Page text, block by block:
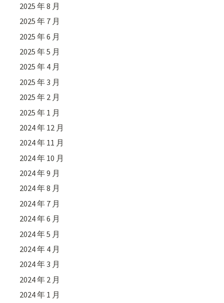
2025 年 8 月
2025 年 7 月
2025 年 6 月
2025 年 5 月
2025 年 4 月
2025 年 3 月
2025 年 2 月
2025 年 1 月
2024 年 12 月
2024 年 11 月
2024 年 10 月
2024 年 9 月
2024 年 8 月
2024 年 7 月
2024 年 6 月
2024 年 5 月
2024 年 4 月
2024 年 3 月
2024 年 2 月
2024 年 1 月